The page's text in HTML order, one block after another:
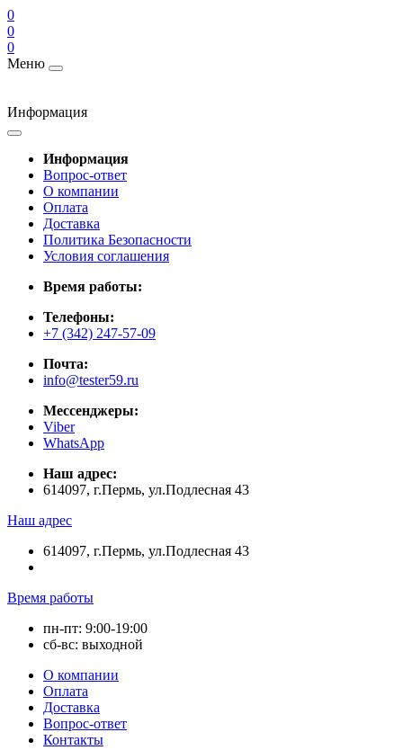
0
0
0
Меню
Информация
Информация
Вопрос-ответ
О компании
Оплата
Доставка
Политика Безопасности
Условия соглашения
Время работы:
Телефоны:
+7 (342) 247-57-09
Почта:
info@tester59.ru
Мессенджеры:
Viber
WhatsApp
Наш адрес:
614097, г.Пермь, ул.Подлесная 43
Наш адрес
614097, г.Пермь, ул.Подлесная 43
Время работы
пн-пт: 9:00-19:00
сб-вс: выходной
О компании
Оплата
Доставка
Вопрос-ответ
Контакты